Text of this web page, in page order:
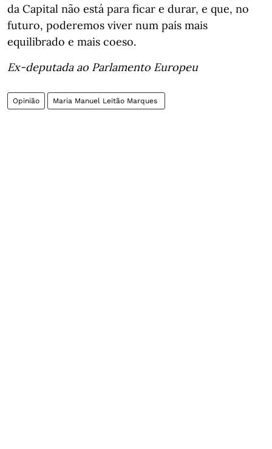
da Capital não está para ficar e durar, e que, no
futuro, poderemos viver num país mais
equilibrado e mais coeso.
Ex-deputada ao Parlamento Europeu
Opinião Maria Manuel Leitão Marques